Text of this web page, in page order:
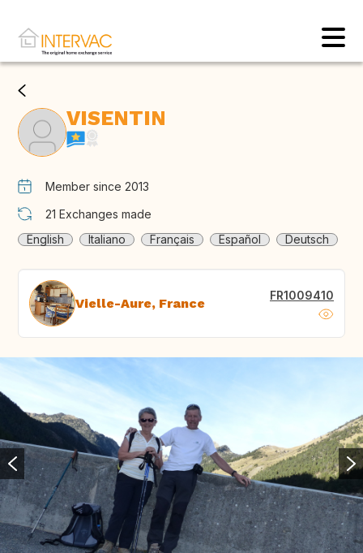
VISENTIN
Member since 2013
21 Exchanges made
English
Italiano Français Español Deutsch
Vielle-Aure, France FR1009410